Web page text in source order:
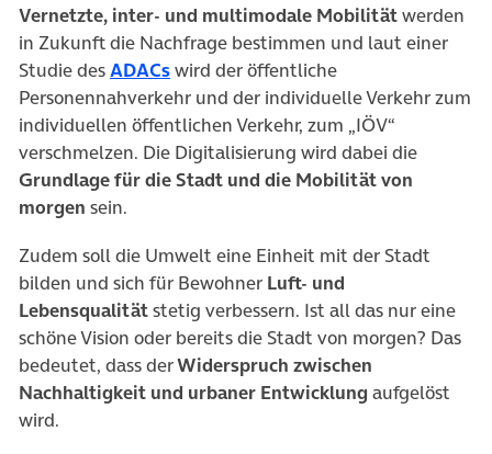
Vernetzte, inter- und multimodale Mobilitätwerden
in Zukunft die Nachfrage bestimmen und laut einer
Studie desADACs(öffnet in neuem Tab)
wird der öffentliche
Personennahverkehr und der individuelle Verkehr zum
individuellen öffentlichen Verkehr, zum „IÖV“
verschmelzen. Die Digitalisierung wird dabei die
Grundlage für die Stadt und die Mobilität von
morgen sein.
Zudem soll die Umwelt eine Einheit mit der Stadt
bilden und sich für Bewohner Luft- und
Lebensqualitätstetig verbessern. Ist all das nur eine
schöne Vision oder bereits die Stadt von morgen? Das
bedeutet, dass derWiderspruch zwischen
Nachhaltigkeit und urbaner Entwicklung aufgelöst
wird.